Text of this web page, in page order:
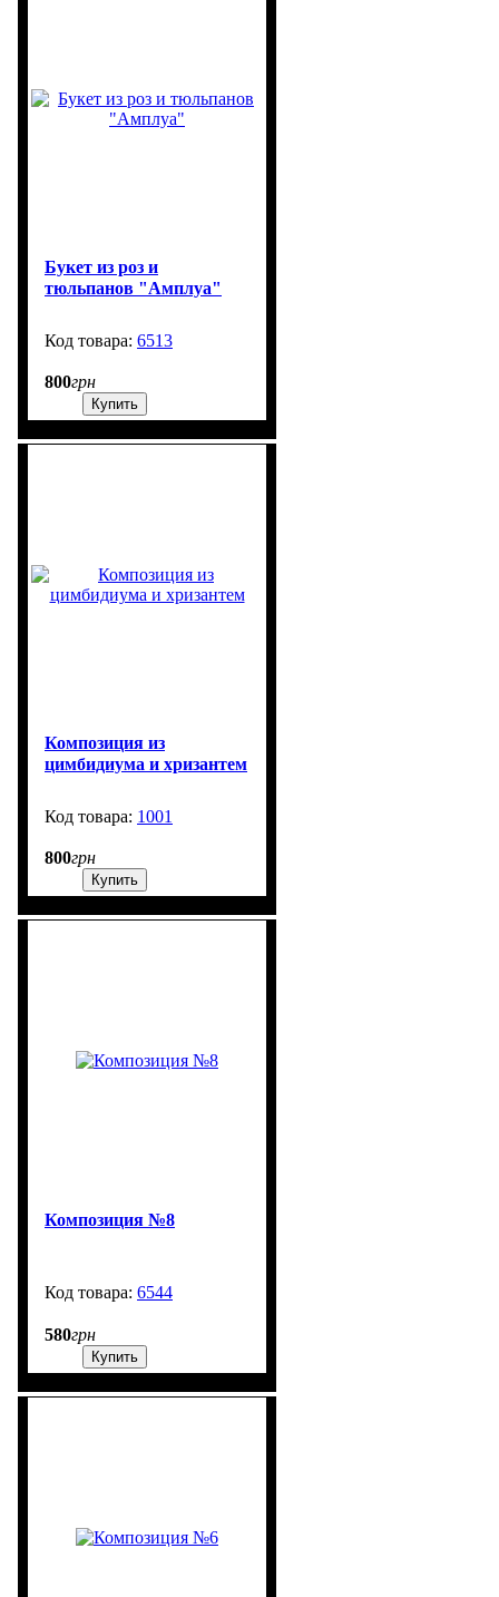
Букет из роз и
тюльпанов "Амплуа"
6513
800грн
Купить
Композиция из
цимбидиума и хризантем
1001
800грн
Купить
Композиция №8
6544
580грн
Купить